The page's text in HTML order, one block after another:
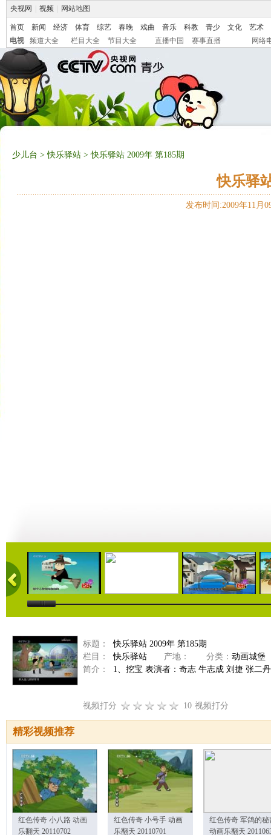
央视网 视频 网站地图
首页 新闻 经济 体育 综艺 春晚 戏曲 音乐 科教 青少 文化
艺术
电视
频道大全 栏目大全 节目大全 直播中国 赛事直播 网络
少儿台 >快乐驿站 > 快乐驿站 2009年 第185期
快乐驿
发布时间:2009年11月
04:53 04:41 08:25
标题：
快乐驿站 2009年 第185期
栏目：
快乐驿站 产地： 分类： 动画城堡
简介：
1、挖宝 表演者：奇志 牛志成 刘捷 张二
视频打分 10 视频打分
精彩视频推荐
红色传奇 小八路 动画
乐翻天 20110702
红色传奇 小号手 动画
乐翻天 20110701
红色传奇 军鸽的秘
动画乐翻天